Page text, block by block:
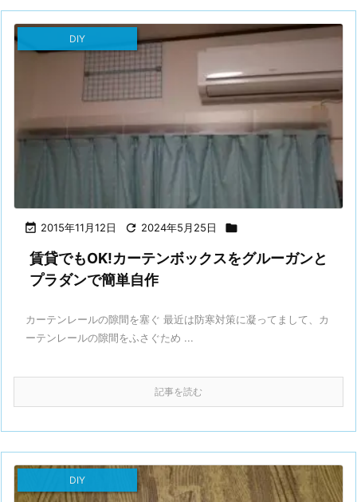
 2015年11月12日  2024年5月25日 
DIY
賃貸でもOK!カーテンボックスをグルーガンと
プラダンで簡単自作
カーテンレールの隙間を塞ぐ 最近は防寒対策に凝ってまして、カ
ーテンレールの隙間をふさぐため ...
記事を読む
DIY